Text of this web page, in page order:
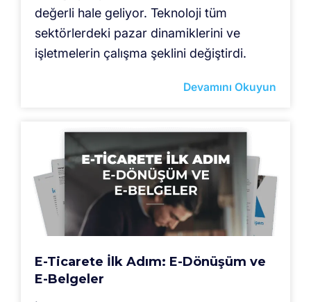
değerli hale geliyor. Teknoloji tüm
sektörlerdeki pazar dinamiklerini ve
işletmelerin çalışma şeklini değiştirdi.
Devamını Okuyun
E-Ticarete İlk Adım: E-Dönüşüm ve
E-Belgeler